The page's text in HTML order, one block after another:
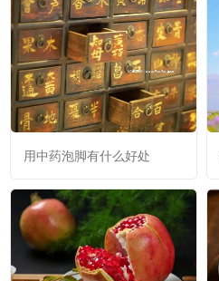
用中药泡脚有什么好处